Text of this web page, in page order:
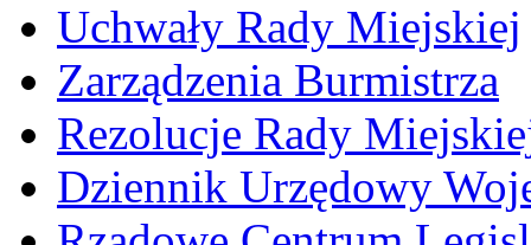
Uchwały Rady Miejskiej
Zarządzenia Burmistrza
Rezolucje Rady
Dziennik Urzędowy